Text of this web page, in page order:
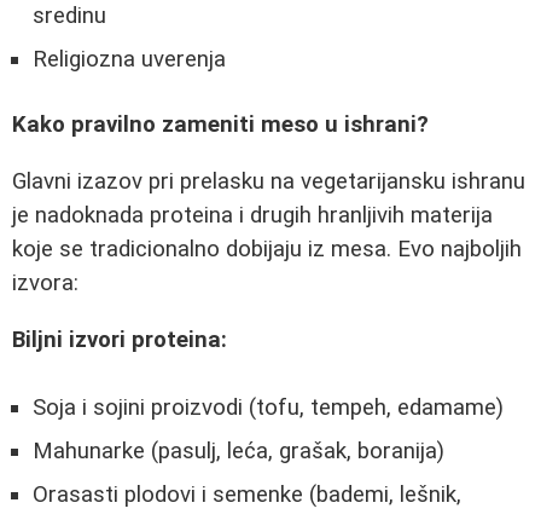
sredinu
Religiozna uverenja
Kako pravilno zameniti meso u ishrani?
Glavni izazov pri prelasku na vegetarijansku ishranu
je nadoknada proteina i drugih hranljivih materija
koje se tradicionalno dobijaju iz mesa. Evo najboljih
izvora:
Biljni izvori proteina:
Soja i sojini proizvodi (tofu, tempeh, edamame)
Mahunarke (pasulj, leća, grašak, boranija)
Orasasti plodovi i semenke (bademi, lešnik,